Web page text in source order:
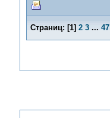
Страниц: [1] 2 3 ... 47